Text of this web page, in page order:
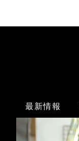
最新情報